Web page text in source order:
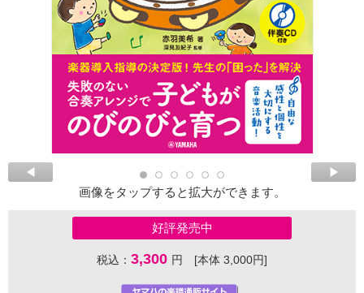
画像をタップすると拡大ができます。
好評発売中
税込： 3,300 円 [本体 3,000円]